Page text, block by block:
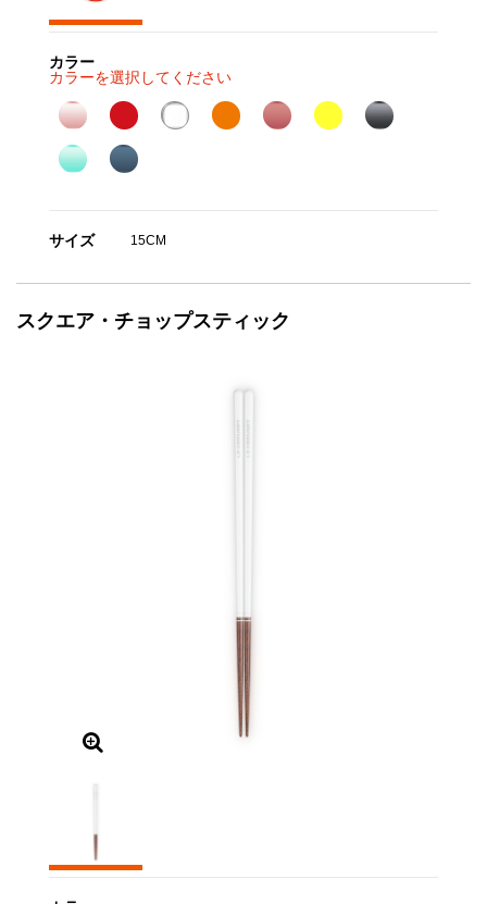
カラー
カラーを選択してください
サイズ 15CM
スクエア・チョップスティック